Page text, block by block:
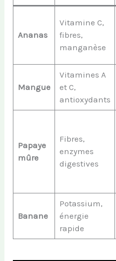
Ananas
Vitamine C,
fibres,
manganèse
Mangue
Vitamines A
et C,
antioxydants
Papaye
mûre
Fibres,
enzymes
digestives
Banane
Potassium,
énergie
rapide